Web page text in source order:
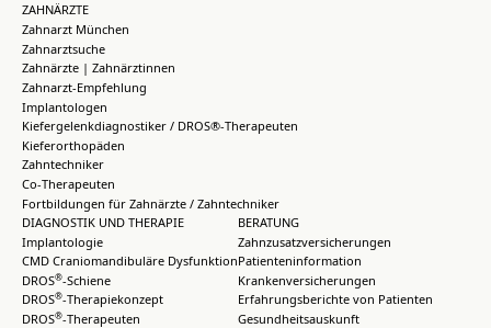
ZAHNÄRZTE
Zahnarzt München
Zahnarztsuche
Zahnärzte | Zahnärztinnen
Zahnarzt-Empfehlung
Implantologen
Kiefergelenkdiagnostiker / DROS®-Therapeuten
Kieferorthopäden
Zahntechniker
Co-Therapeuten
Fortbildungen für Zahnärzte / Zahntechniker
DIAGNOSTIK UND THERAPIE
Implantologie
CMD Craniomandibuläre Dysfunktion
DROS®-Schiene
DROS®-Therapiekonzept
DROS®-Therapeuten
BERATUNG
Zahnzusatzversicherungen
Patienteninformation
Krankenversicherungen
Erfahrungsberichte von Patienten
Gesundheitsauskunft